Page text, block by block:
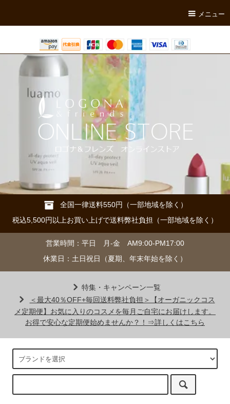
メニュー
全国一律送料550円（一部地域を除く）
税込5,500円以上お買い上げで送料弊社負担（一部地域を除く）
営業時間：平日 月-金 AM9:00-PM17:00
休業日：土日祝日（夏期、年末年始を除く）
特集・キャンペーン一覧
＜最大40％OFF+毎回送料弊社負担＞【オーガニックコス
メ定期便】お気に入りのコスメを毎月ご自宅にお届けします。
お得で安心な定期便始めませんか？！⇒詳しくはこちら